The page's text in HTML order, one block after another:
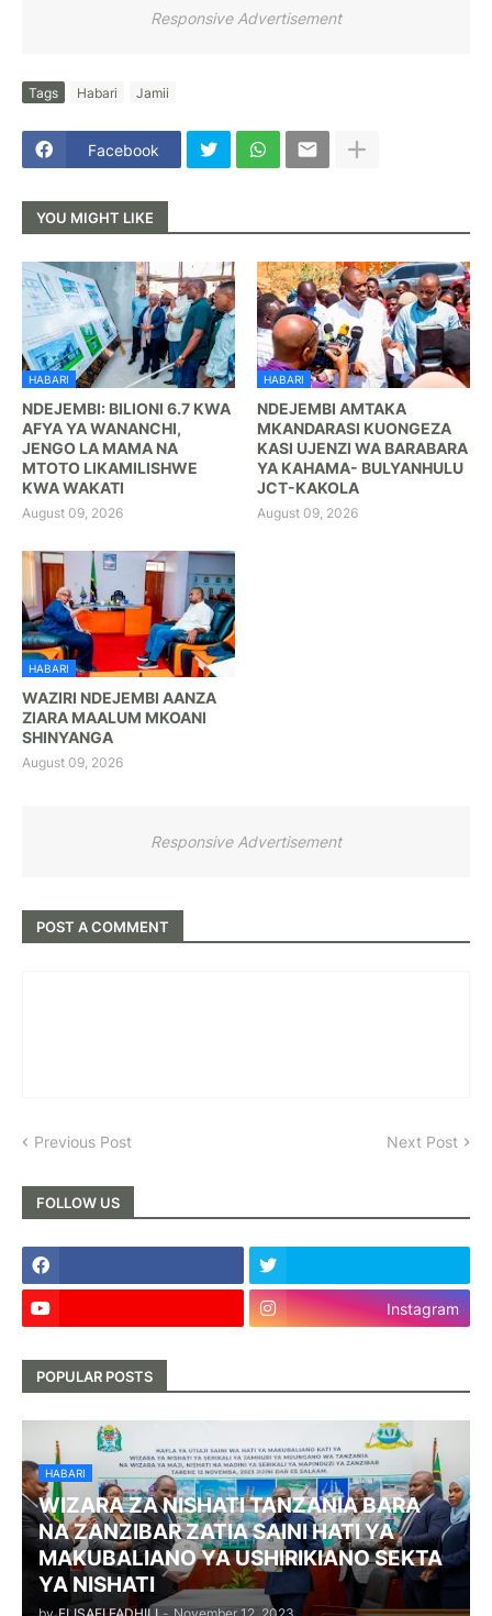
Responsive Advertisement
Tags Habari Jamii
Facebook
YOU MIGHT LIKE
HABARI
NDEJEMBI: BILIONI 6.7 KWA
AFYA YA WANANCHI,
JENGO LA MAMA NA
MTOTO LIKAMILISHWE
KWA WAKATI
August 09, 2026
HABARI
NDEJEMBI AMTAKA
MKANDARASI KUONGEZA
KASI UJENZI WA BARABARA
YA KAHAMA- BULYANHULU
JCT-KAKOLA
August 09, 2026
HABARI
WAZIRI NDEJEMBI AANZA
ZIARA MAALUM MKOANI
SHINYANGA
August 09, 2026
Responsive Advertisement
POST A COMMENT
Previous Post Next Post
FOLLOW US
Instagram
POPULAR POSTS
HABARI
WIZARA ZA NISHATI TANZANIA BARA
NA ZANZIBAR ZATIA SAINI HATI YA
MAKUBALIANO YA USHIRIKIANO SEKTA
YA NISHATI